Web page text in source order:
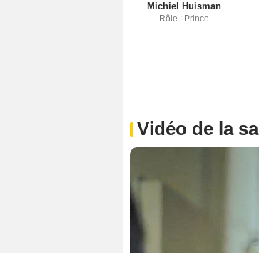
Michiel Huisman
Rôle : Prince
Vidéo de la